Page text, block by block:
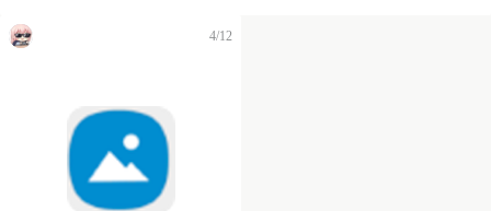
4/12